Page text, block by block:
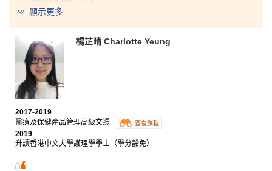
習的機會。例如，到香港大學精神病醫學實驗室進行為
我相信只要同學勇敢挑戰自己，並付出努力，你也可以
找到自己的出路和達成夢想。
香港中文大學社區健康理學士(兩年制課程)
年制課程)
香港教育大學健康教育榮譽學士
課程結構完善，提供多類型的學習機會，如本地實習和
海外考察，為學生奠定基礎。我曾在明心醫療集團實
察團，得到了有關全靜脈營養治療、測試及配藥的實踐
機會。這些經驗對我未來的發展非常實用。而且，當我
在學習上或對將來的路向感到困惑時，書院的講師也非
常樂意為我提供實用的意見，給我支持。希望能在此表
顯示更多
楊芷晴 Charlotte Yeung
2017-2019
醫療及保健產品管理高級文憑
查看課程
2019
升讀香港中文大學護理學學士（學分豁免）